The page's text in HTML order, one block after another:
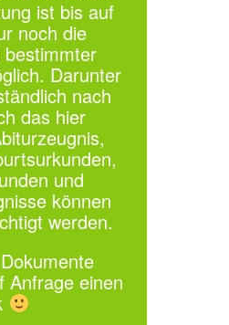
ist bis auf
noch die
Darunter
nach
das hier
und
können
werden.
Anfrage einen